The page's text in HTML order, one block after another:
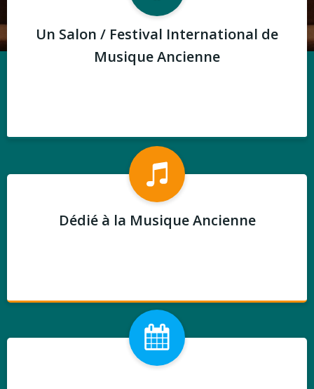
Un Salon / Festival International de
Musique Ancienne
Dédié à la Musique Ancienne